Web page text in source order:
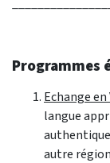
Programmes
Echange en
langue
autre